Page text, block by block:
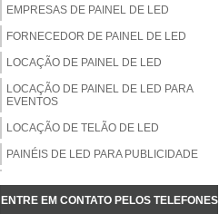
EMPRESAS DE PAINEL DE LED
FORNECEDOR DE PAINEL DE LED
LOCAÇÃO DE PAINEL DE LED
LOCAÇÃO DE PAINEL DE LED PARA
EVENTOS
LOCAÇÃO DE TELÃO DE LED
PAINÉIS DE LED PARA PUBLICIDADE
PAINEL DE LED ALTA DEFINIÇÃO
ENTRE EM CONTATO PELOS TELEFONES